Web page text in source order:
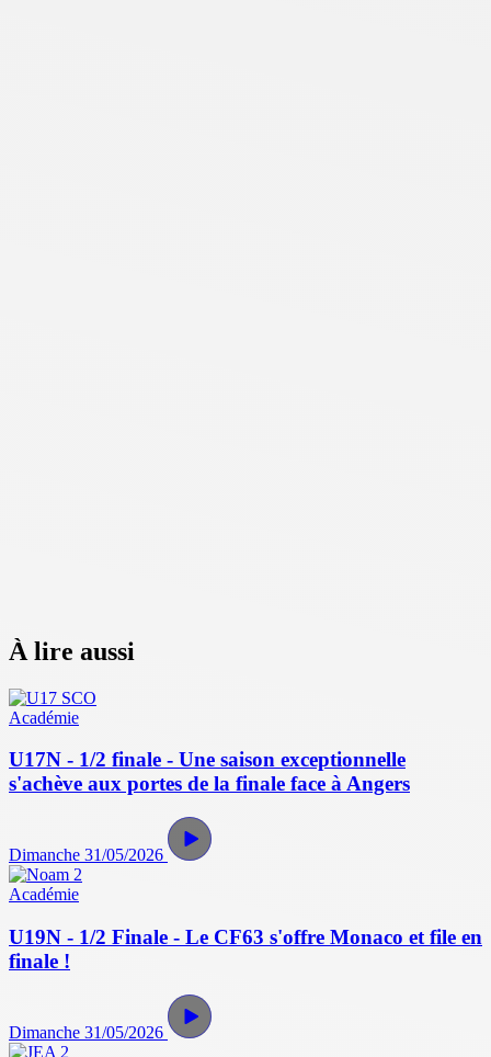
À lire aussi
Académie
U17N - 1/2 finale - Une saison exceptionnelle
s'achève aux portes de la finale face à Angers
Dimanche 31/05/2026
Académie
U19N - 1/2 Finale - Le CF63 s'offre Monaco et file en
finale !
Dimanche 31/05/2026